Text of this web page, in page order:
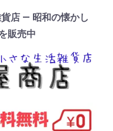
店 — 昭和の懐かし
販売中